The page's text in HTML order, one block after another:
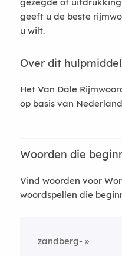
geeft u de beste
u wilt.
Over dit hulpmiddel
Het Van Dale
op basis van
Woorden die
Vind woorden voor
woordspellen die
zandberg-